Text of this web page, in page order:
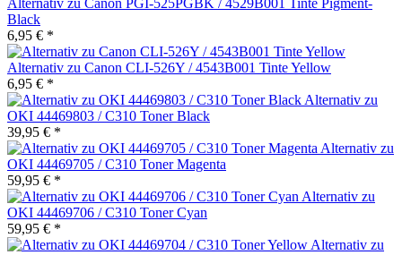
Alternativ zu Canon PGI-525PGBK / 4529B001 Tinte Pigment-
Black
6,95 € *
Alternativ zu Canon CLI-526Y / 4543B001 Tinte Yellow
6,95 € *
Alternativ zu
OKI 44469803 / C310 Toner Black
39,95 € *
Alternativ zu
OKI 44469705 / C310 Toner Magenta
59,95 € *
Alternativ zu
OKI 44469706 / C310 Toner Cyan
59,95 € *
Alternativ zu